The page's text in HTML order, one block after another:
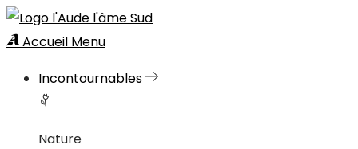
Accueil Menu
Incontournables
Nature